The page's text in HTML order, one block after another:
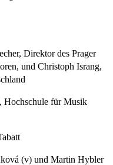
Direktor des Prager
und Christoph Israng,
Hochschule für Musik
(v) und Martin Hybler